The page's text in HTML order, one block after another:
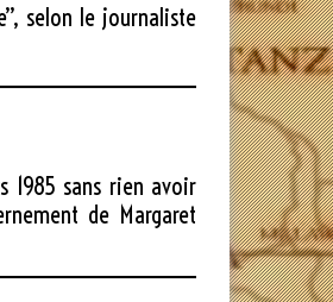
, selon le journaliste
1985 sans rien avoir
de Margaret